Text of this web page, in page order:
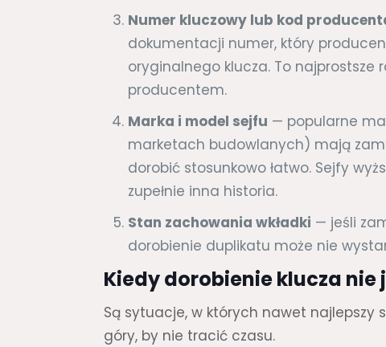
Numer kluczowy lub kod
dokumentacji numer, który
oryginalnego klucza. To najprostsze
producentem.
Marka i model sejfu — popularne
marketach budowlanych) mają
dorobić stosunkowo łatwo. Sejfy
zupełnie inna historia.
Stan zachowania wkładki — jeśli
dorobienie duplikatu może nie
Kiedy dorobienie klucza nie
Są sytuacje, w których nawet
góry, by nie tracić czasu.